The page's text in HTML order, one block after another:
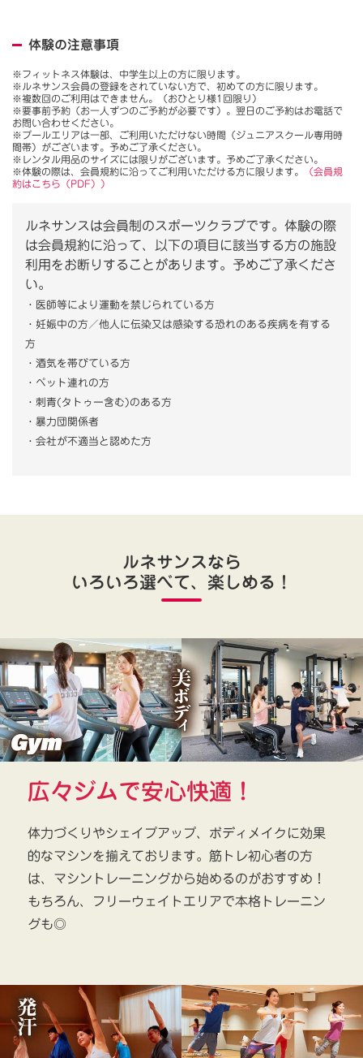
体験の注意事項
※フィットネス体験は、中学生以上の方に限ります。
※ルネサンス会員の登録をされていない方で、初めての方に限ります。
※複数回のご利用はできません。（おひとり様1回限り）
※要事前予約（お一人ずつのご予約が必要です）。翌日のご予約はお電話で
お問い合わせください。
※プールエリアは一部、ご利用いただけない時間（ジュニアスクール専用時
間帯）がございます。予めご了承ください。
※レンタル用品のサイズには限りがございます。予めご了承ください。
※体験の際は、会員規約に沿ってご利用いただける方に限ります。
（会員規
約はこちら（PDF））
ルネサンスは会員制のスポーツクラブです。体験の際
は会員規約に沿って、以下の項目に該当する方の施設
利用をお断りすることがあります。予めご了承くださ
い。
・医師等により運動を禁じられている方
・妊娠中の方／他人に伝染又は感染する恐れのある疾病を有する
方
・酒気を帯びている方
・ペット連れの方
・刺青(タトゥー含む)のある方
・暴力団関係者
・会社が不適当と認めた方
ルネサンスなら
いろいろ選べて、楽しめる！
広々ジムで安心快適！
体力づくりやシェイプアップ、ボディメイクに効果
的なマシンを揃えております。筋トレ初心者の方
は、マシントレーニングから始めるのがおすすめ！
もちろん、フリーウェイトエリアで本格トレーニン
グも◎